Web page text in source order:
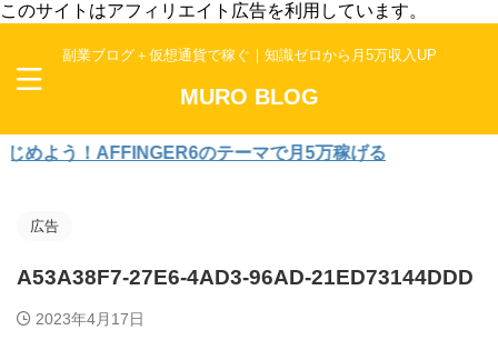
このサイトはアフィリエイト広告を利用しています。
副業ブログ＋仮想通貨で稼ぐ｜知識ゼロから月5万収入UP
MURO BLOG
う！AFFINGER6のテーマで月5万稼げる
広告
A53A38F7-27E6-4AD3-96AD-21ED73144DDD
2023年4月17日